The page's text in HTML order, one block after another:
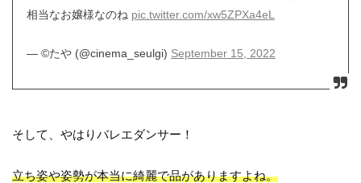
相当なお嬢様なのね pic.twitter.com/xw5ZPXa4eL
— ©︎たや (@cinema_seulgi) September 15, 2022
そして、やはりバレエダンサー！
立ち姿や姿勢が本当に綺麗で品がありますよね。